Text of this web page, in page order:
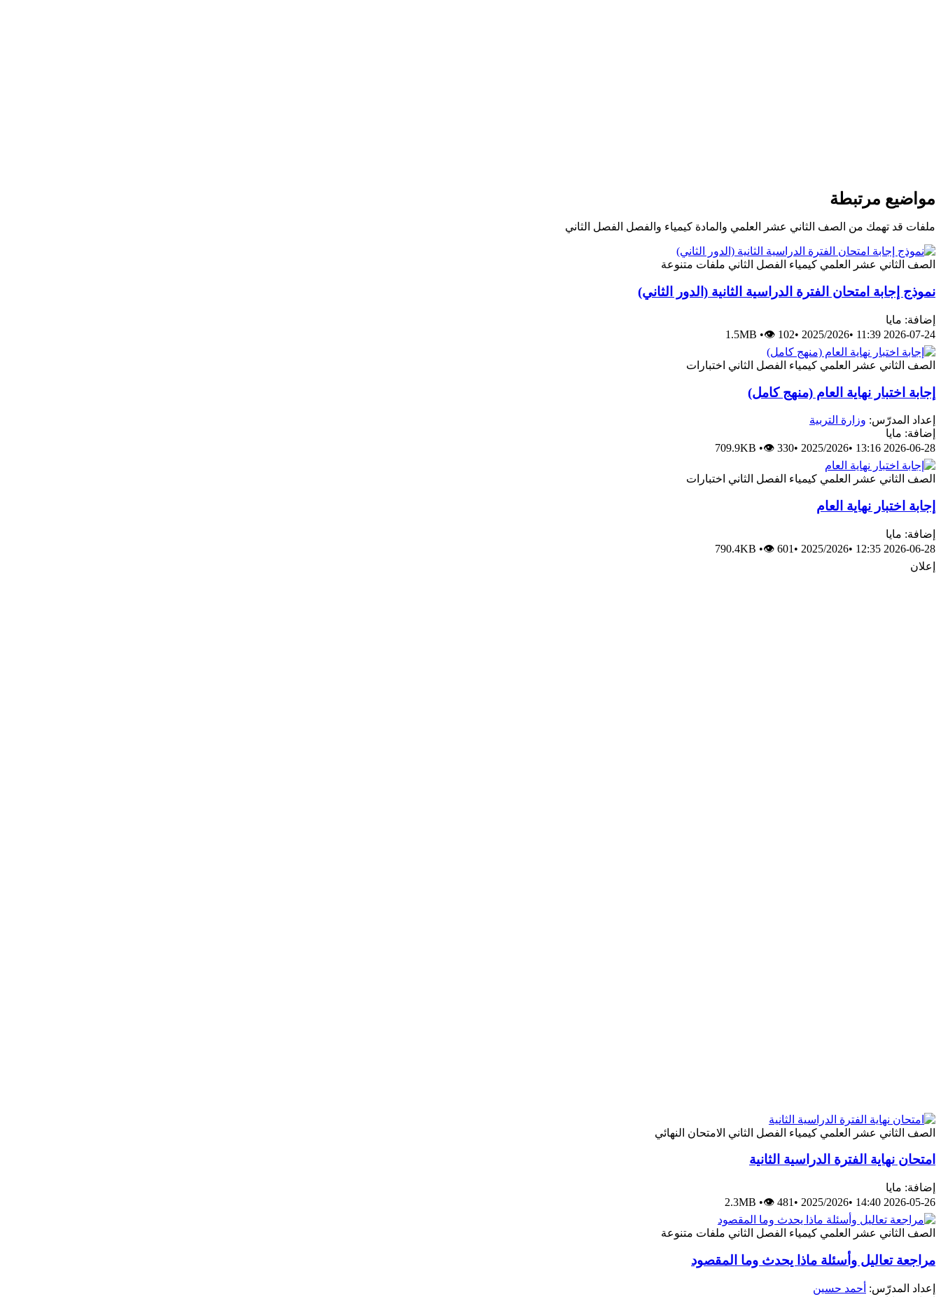
مواضيع مرتبطة
ملفات قد تهمك من الصف الثاني عشر العلمي والمادة كيمياء والفصل الفصل الثاني
الصف الثاني عشر العلمي كيمياء الفصل الثاني ملفات متنوعة
نموذج إجابة امتحان الفترة الدراسية الثانية (الدور الثاني)
إضافة: مايا
2026-07-24 11:39
•
2025/2026
•
1.5MB •👁 102
الصف الثاني عشر العلمي كيمياء الفصل الثاني اختبارات
إجابة اختبار نهاية العام (منهج كامل)
إعداد المدرّس: وزارة التربية
إضافة: مايا
2026-06-28 13:16
•
2025/2026
•
709.9KB •👁 330
الصف الثاني عشر العلمي كيمياء الفصل الثاني اختبارات
إجابة اختبار نهاية العام
إضافة: مايا
2026-06-28 12:35
•
2025/2026
•
790.4KB •👁 601
إعلان
الصف الثاني عشر العلمي كيمياء الفصل الثاني الامتحان النهائي
امتحان نهاية الفترة الدراسية الثانية
إضافة: مايا
2026-05-26 14:40
•
2025/2026
•
2.3MB •👁 481
الصف الثاني عشر العلمي كيمياء الفصل الثاني ملفات متنوعة
مراجعة تعاليل وأسئلة ماذا يحدث وما المقصود
إعداد المدرّس: أحمد حسين